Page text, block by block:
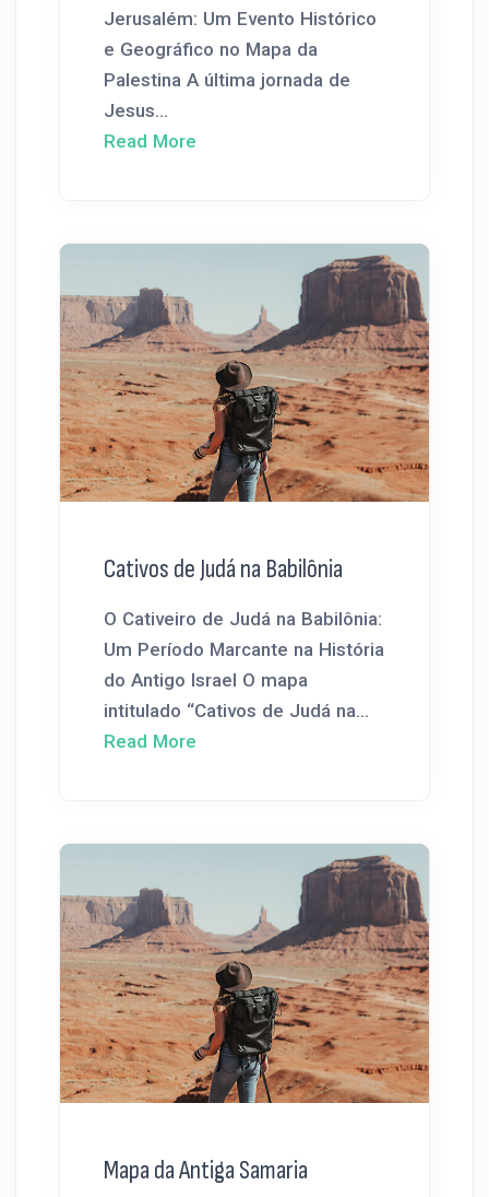
Jerusalém: Um Evento Histórico
e Geográfico no Mapa da
Palestina A última jornada de
Jesus...
Read More
Cativos de Judá na Babilônia
O Cativeiro de Judá na Babilônia:
Um Período Marcante na História
do Antigo Israel O mapa
intitulado “Cativos de Judá na...
Read More
Mapa da Antiga Samaria